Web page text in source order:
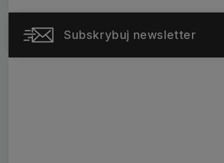
Subskrybuj newsletter